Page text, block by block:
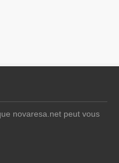
novaresa.net peut vous